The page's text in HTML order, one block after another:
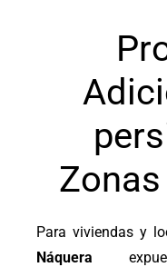
Para viviendas y
Náquera